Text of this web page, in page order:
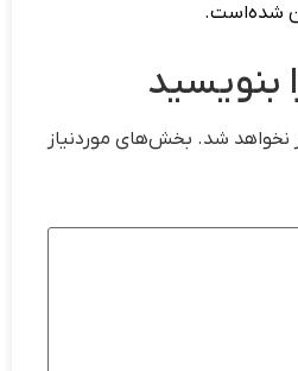
شده‌است.
بنویسید
نخواهد شد. بخش‌های موردنیاز